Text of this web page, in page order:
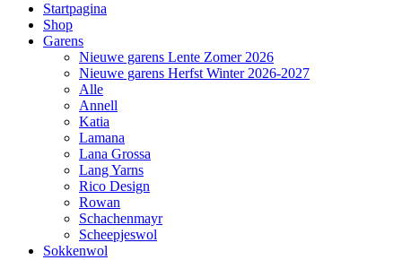
Startpagina
Shop
Garens
Nieuwe garens Lente Zomer 2026
Nieuwe garens Herfst Winter 2026-2027
Alle
Annell
Katia
Lamana
Lana Grossa
Lang Yarns
Rico Design
Rowan
Schachenmayr
Scheepjeswol
Sokkenwol